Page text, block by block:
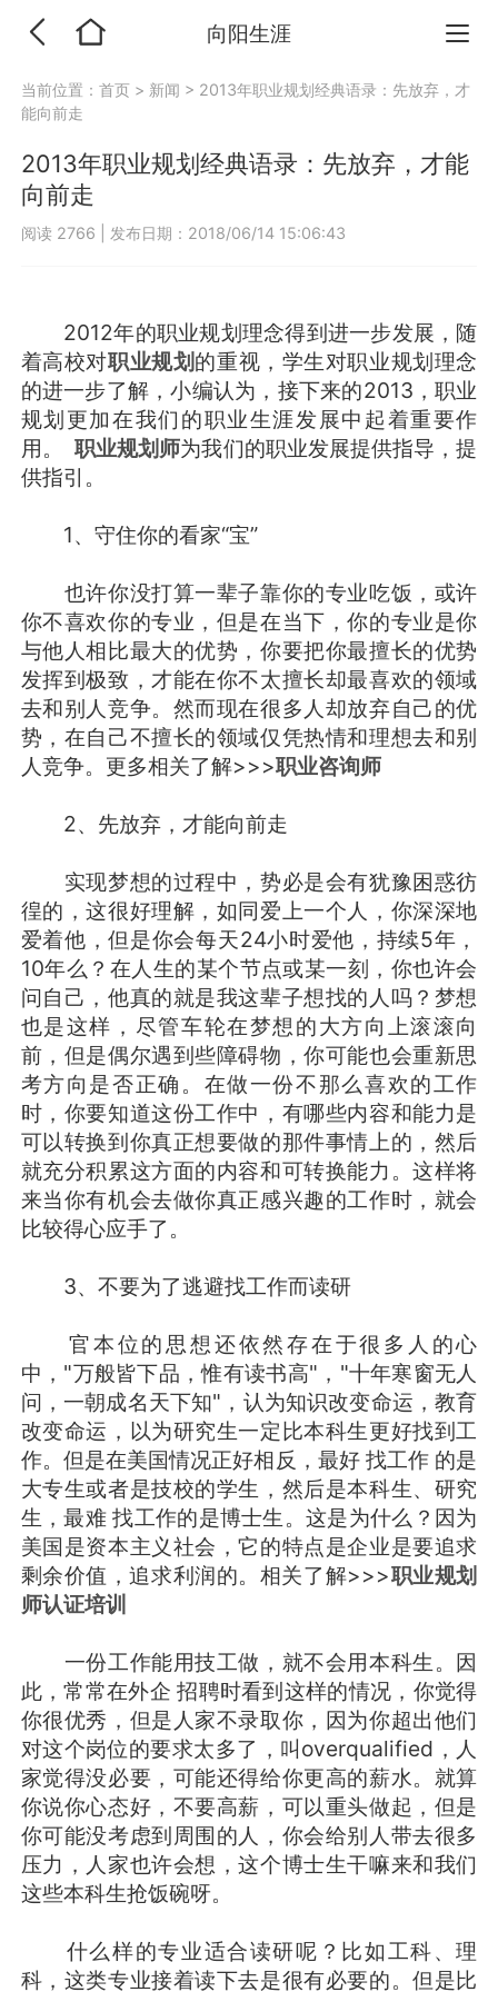
向阳生涯
当前位置：首页 > 新闻 > 2013年职业规划经典语录：先放弃，才
能向前走
2013年职业规划经典语录：先放弃，才能
向前走
阅读 2766 发布日期：2018/06/14 15:06:43
2012年的职业规划理念得到进一步发展，随
着高校对职业规划 的重视，学生对职业规划理念
的进一步了解，小编认为，接下来的2013，职业
规划更加在我们的职业生涯发展中起着重要作
用。 职业规划师为我们的职业发展提供指导，提
供指引。
1、守住你的看家“宝”
也许你没打算一辈子靠你的专业吃饭，或许
你不喜欢你的专业，但是在当下，你的专业是你
与他人相比最大的优势，你要把你最擅长的优势
发挥到极致，才能在你不太擅长却最喜欢的领域
去和别人竞争。然而现在很多人却放弃自己的优
势，在自己不擅长的领域仅凭热情和理想去和别
人竞争。更多相关了解>>>职业咨询师
2、先放弃，才能向前走
实现梦想的过程中，势必是会有犹豫困惑彷
徨的，这很好理解，如同爱上一个人，你深深地
爱着他，但是你会每天24小时爱他，持续5年，
10年么？在人生的某个节点或某一刻，你也许会
问自己，他真的就是我这辈子想找的人吗？梦想
也是这样，尽管车轮在梦想的大方向上滚滚向
前，但是偶尔遇到些障碍物，你可能也会重新思
考方向是否正确。在做一份不那么喜欢的工作
时，你要知道这份工作中，有哪些内容和能力是
可以转换到你真正想要做的那件事情上的，然后
就充分积累这方面的内容和可转换能力。这样将
来当你有机会去做你真正感兴趣的工作时，就会
比较得心应手了。
3、不要为了逃避找工作而读研
官本位的思想还依然存在于很多人的心
中，"万般皆下品，惟有读书高"，"十年寒窗无人
问，一朝成名天下知"，认为知识改变命运，教育
改变命运，以为研究生一定比本科生更好找到工
作。但是在美国情况正好相反，最好 找工作 的是
大专生或者是技校的学生，然后是本科生、研究
生，最难 找工作的是博士生。这是为什么？因为
美国是资本主义社会，它的特点是企业是要追求
剩余价值，追求利润的。相关了解>>>职业规划
师认证培训
一份工作能用技工做，就不会用本科生。因
此，常常在外企 招聘时看到这样的情况，你觉得
你很优秀，但是人家不录取你，因为你超出他们
对这个岗位的要求太多了，叫overqualified，人
家觉得没必要，可能还得给你更高的薪水。就算
你说你心态好，不要高薪，可以重头做起，但是
你可能没考虑到周围的人，你会给别人带去很多
压力，人家也许会想，这个博士生干嘛来和我们
这些本科生抢饭碗呀。
什么样的专业适合读研呢？比如工科、理
科，这类专业接着读下去是很有必要的。但是比